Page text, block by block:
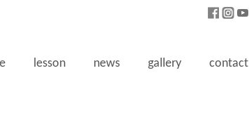
lesson news gallery contact